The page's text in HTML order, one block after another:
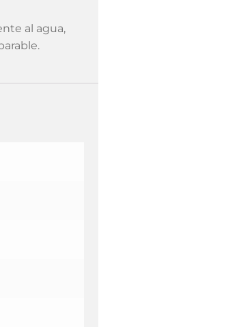
al agua,